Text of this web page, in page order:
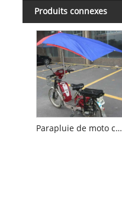
Produits connexes
Parapluie de moto coupe-vent